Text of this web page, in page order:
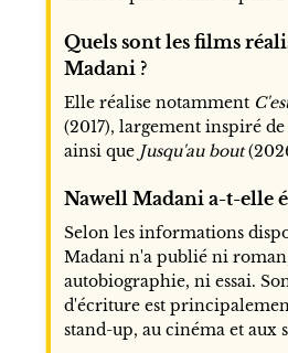
Quels sont les films
Madani ?
Elle réalise notamment
(2017), largement inspiré
ainsi que Jusqu'au bout
Nawell Madani a-t-elle
Selon les informations
Madani n'a publié ni
autobiographie, ni essai.
d'écriture est
stand-up, au cinéma et aux